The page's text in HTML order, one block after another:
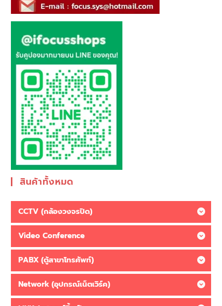
สินค้าทั้งหมด
CCTV (กล้องวงจรปิด)
Video Conference
PABX (ตู้สาขาโทรศัพท์)
Network (อุปกรณ์เน็ตเวิร์ค)